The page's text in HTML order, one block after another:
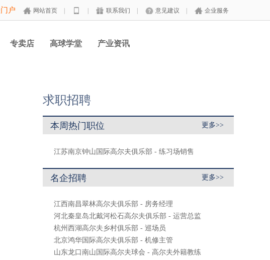
户 网站首页 联系我们 意见建议 企业服务
专卖店 高球学堂 产业资讯
求职招聘
本周热门职位 更多>>
江苏南京钟山国际高尔夫俱乐部 - 练习场销售
名企招聘 更多>>
江西南昌翠林高尔夫俱乐部 - 房务经理
河北秦皇岛北戴河松石高尔夫俱乐部 - 运营总监
杭州西湖高尔夫乡村俱乐部 - 巡场员
北京鸿华国际高尔夫俱乐部 - 机修主管
山东龙口南山国际高尔夫球会 - 高尔夫外籍教练